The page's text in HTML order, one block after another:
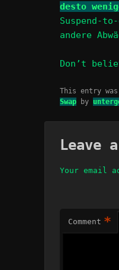
desto
Suspend-
andere
Don’t
This entry
Swapby
Leave
Your email
Comment *